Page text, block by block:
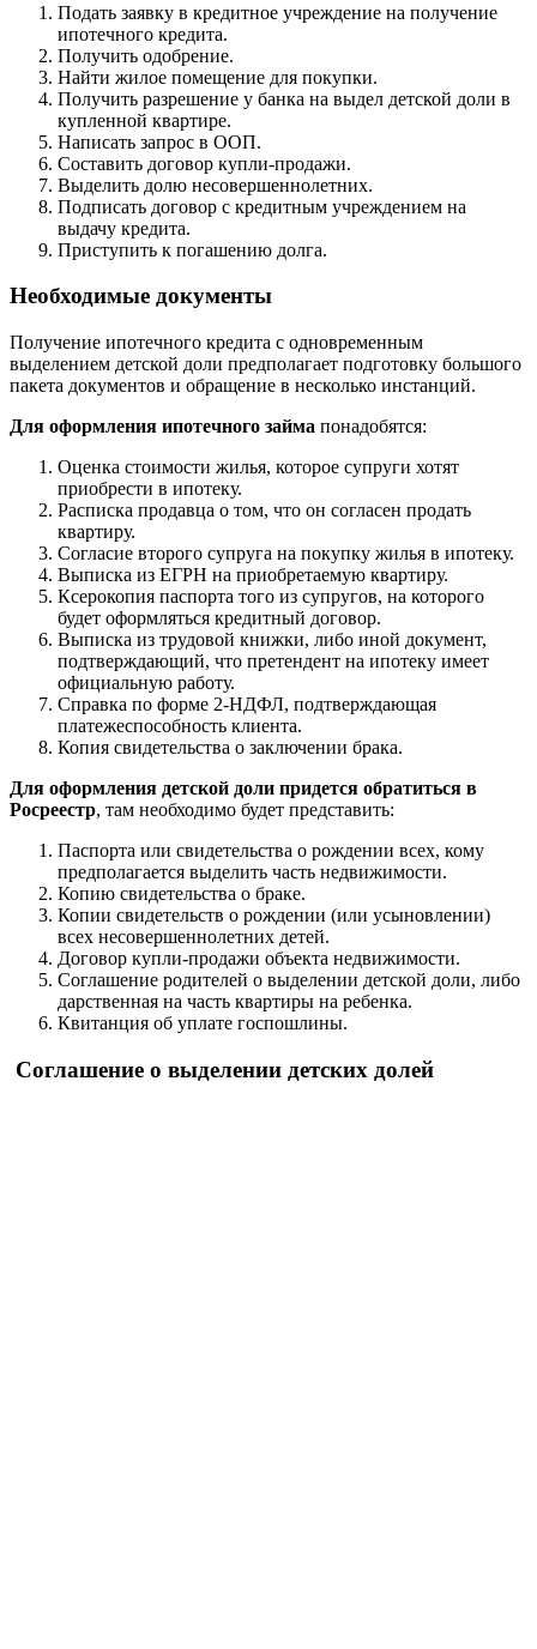
Подать заявку в кредитное учреждение на получение
ипотечного кредита.
Получить одобрение.
Найти жилое помещение для покупки.
Получить разрешение у банка на выдел детской доли в
купленной квартире.
Написать запрос в ООП.
Составить договор купли-продажи.
Выделить долю несовершеннолетних.
Подписать договор с кредитным учреждением на
выдачу кредита.
Приступить к погашению долга.
Необходимые документы
Получение ипотечного кредита с одновременным
выделением детской доли предполагает подготовку большого
пакета документов и обращение в несколько инстанций.
Для оформления ипотечного займа понадобятся:
Оценка стоимости жилья, которое супруги хотят
приобрести в ипотеку.
Расписка продавца о том, что он согласен продать
квартиру.
Согласие второго супруга на покупку жилья в ипотеку.
Выписка из ЕГРН на приобретаемую квартиру.
Ксерокопия паспорта того из супругов, на которого
будет оформляться кредитный договор.
Выписка из трудовой книжки, либо иной документ,
подтверждающий, что претендент на ипотеку имеет
официальную работу.
Справка по форме 2-НДФЛ, подтверждающая
платежеспособность клиента.
Копия свидетельства о заключении брака.
Для оформления детской доли придется обратиться в
Росреестр, там необходимо будет представить:
Паспорта или свидетельства о рождении всех, кому
предполагается выделить часть недвижимости.
Копию свидетельства о браке.
Копии свидетельств о рождении (или усыновлении)
всех несовершеннолетних детей.
Договор купли-продажи объекта недвижимости.
Соглашение родителей о выделении детской доли, либо
дарственная на часть квартиры на ребенка.
Квитанция об уплате госпошлины.
Соглашение о выделении детских долей